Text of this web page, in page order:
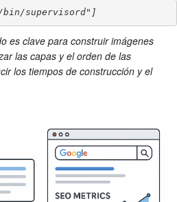
bin/supervisord"]
es clave para construir imágenes
las capas y el orden de las
los tiempos de construcción y el